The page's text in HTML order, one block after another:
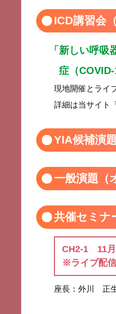
ICD講習会
「新しい呼
症（
現地開催とライ
詳細は当サイト
YIA候補演
一般演題（
共催セミナ
CH2-1 11
※ライブ配
座長： 外川 正